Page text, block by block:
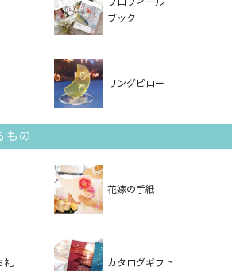
ブック
リングピロー
もの
花嫁の手紙
礼 カタログギフト